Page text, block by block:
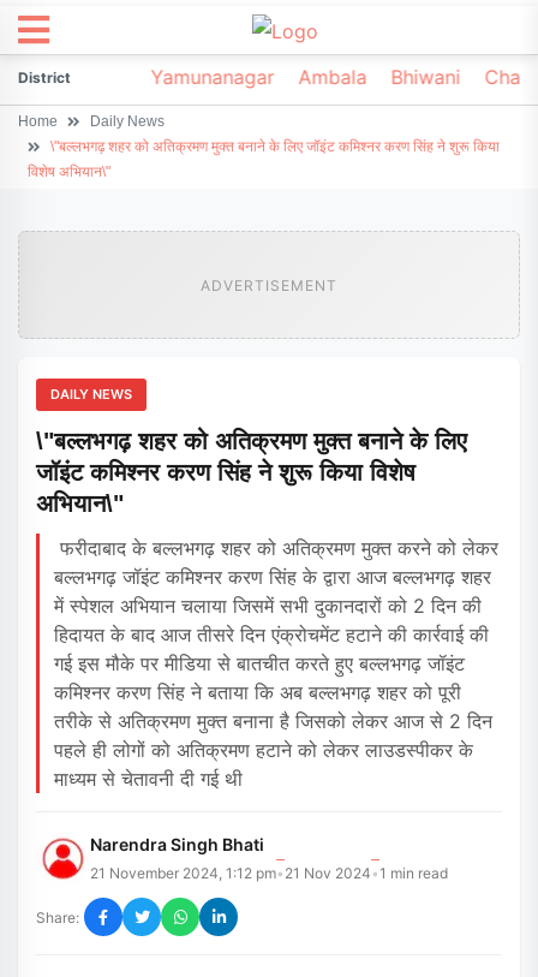
DistrictSonipat Yamunanagar Ambala Bhiwani
Home
Daily News
\"बल्लभगढ़ शहर को अतिक्रमण मुक्त बनाने के लिए जॉइंट कमिश्नर करण सिंह ने शुरू किया
विशेष अभियान\"
ADVERTISEMENT
DAILY NEWS
\"बल्लभगढ़ शहर को अतिक्रमण मुक्त बनाने के लिए
जॉइंट कमिश्नर करण सिंह ने शुरू किया विशेष
अभियान\"
फरीदाबाद के बल्लभगढ़ शहर को अतिक्रमण मुक्त करने को लेकर
बल्लभगढ़ जॉइंट कमिश्नर करण सिंह के द्वारा आज बल्लभगढ़ शहर
में स्पेशल अभियान चलाया जिसमें सभी दुकानदारों को 2 दिन की
हिदायत के बाद आज तीसरे दिन एंक्रोचमेंट हटाने की कार्रवाई की
गई इस मौके पर मीडिया से बातचीत करते हुए बल्लभगढ़ जॉइंट
कमिश्नर करण सिंह ने बताया कि अब बल्लभगढ़ शहर को पूरी
तरीके से अतिक्रमण मुक्त बनाना है जिसको लेकर आज से 2 दिन
पहले ही लोगों को अतिक्रमण हटाने को लेकर लाउडस्पीकर के
माध्यम से चेतावनी दी गई थी
Narendra Singh Bhati
21 November 2024, 1:12 pm• 21 Nov 2024•1 min read
Share: